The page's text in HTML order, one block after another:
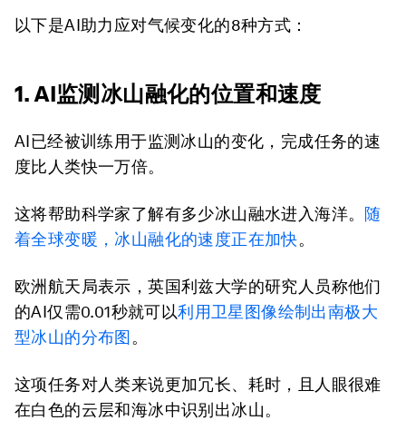
以下是AI助力应对气候变化的8种方式：
1. AI监测冰山融化的位置和速度
AI已经被训练用于监测冰山的变化，完成任务的速
度比人类快一万倍。
这将帮助科学家了解有多少冰山融水进入海洋。 随
着全球变暖，冰山融化的速度正在加快。
欧洲航天局表示，英国利兹大学的研究人员称他们
的AI仅需0.01秒就可以利用卫星图像绘制出南极大
型冰山的分布图 。
这项任务对人类来说更加冗长、耗时，且人眼很难
在白色的云层和海冰中识别出冰山。